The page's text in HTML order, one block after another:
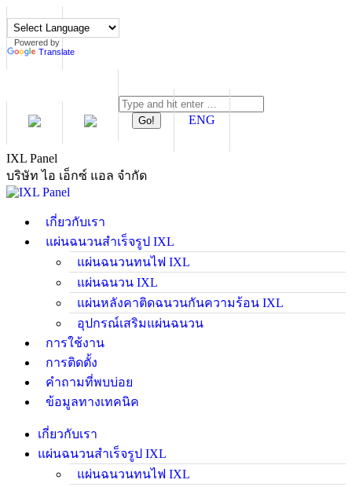
to
content
Powered by
Translate
ENG
IXL Panel
บริษัท ไอ เอ็กซ์ แอล จำกัด
เกี่ยวกับเรา
แผ่นฉนวนสำเร็จรูป IXL
แผ่นฉนวนทนไฟ IXL
แผ่นฉนวน IXL
แผ่นหลังคาติดฉนวนกันความร้อน IXL
อุปกรณ์เสริมแผ่นฉนวน
การใช้งาน
การติดตั้ง
คำถามที่พบบ่อย
ข้อมูลทางเทคนิค
เกี่ยวกับเรา
แผ่นฉนวนสำเร็จรูป IXL
แผ่นฉนวนทนไฟ IXL